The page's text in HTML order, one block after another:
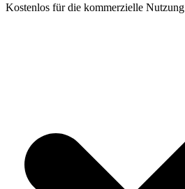
Kostenlos für die kommerzielle Nutzung